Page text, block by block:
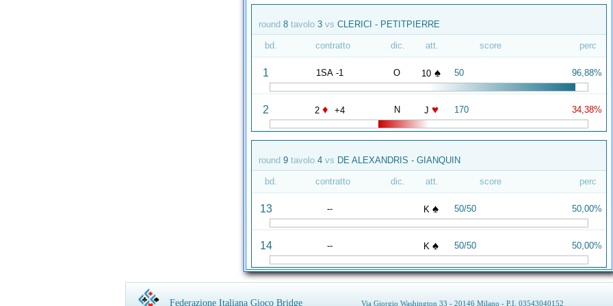
round 8 tavolo 3 vs CLERICI - PETITPIERRE
bd. contratto dic. att. score perc
1 1SA -1 O 10 ♠ 50 96,88%
2 2 ♦ +4 N J ♥ 170 34,38%
round 9 tavolo 4 vs DE ALEXANDRIS - GIANQUIN
bd. contratto dic. att. score perc
13 -- K ♠ 50/50 50,00%
14 -- K ♠ 50/50 50,00%
Federazione Italiana Gioco Bridge Via Giorgio Washington 33 - 20146 Milano - P.I. 03543040152